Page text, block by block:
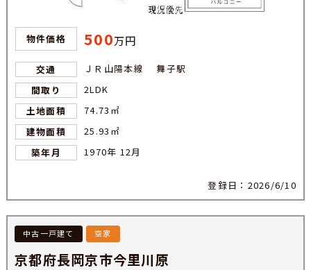
物件価格 500万円
交通
ＪＲ山陽本線 舞子駅
間取り
2LDK
土地面積
74.73㎡
建物面積
25.93㎡
築年月
1970年 12月
登録日：2026/6/10
中古一戸建て 空家
京都府長岡京市今里川原